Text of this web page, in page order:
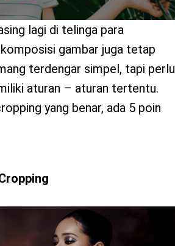
lagi di telinga para
gambar juga tetap
terdengar simpel, tapi perlu
aturan – aturan tertentu.
yang benar, ada 5 poin